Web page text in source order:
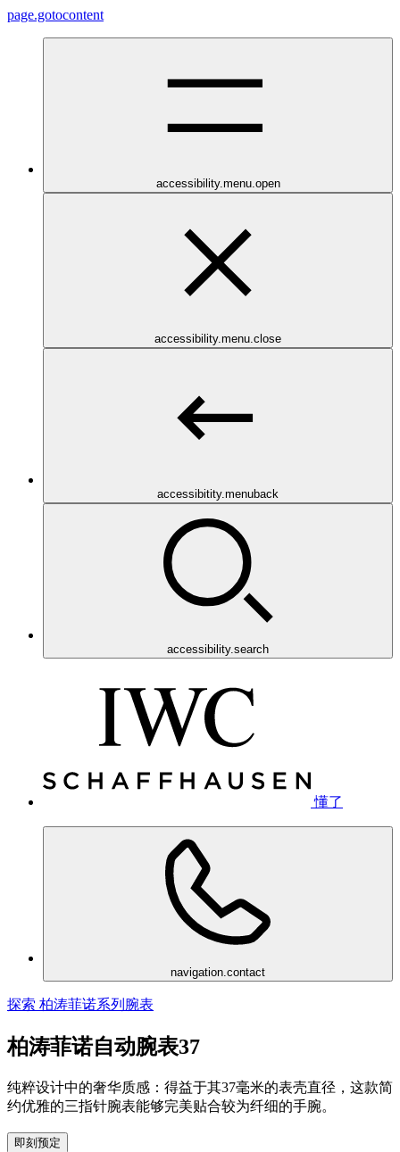
page.gotocontent
accessibility.menu.open
accessibility.menu.close
accessibitity.menuback
accessibility.search
懂了
navigation.contact
探索 柏涛菲诺系列腕表
柏涛菲诺自动腕表37
纯粹设计中的奢华质感：得益于其37毫米的表壳直径，这款简
约优雅的三指针腕表能够完美贴合较为纤细的手腕。
即刻预定